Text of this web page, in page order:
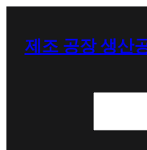
제조 공장 생산